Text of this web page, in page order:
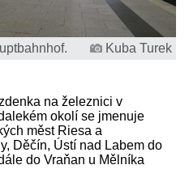
Kuba Turek
na železnici v
okolí se jmenuje
měst Riesa a
Děčín, Ústí nad Labem do
do Vraňan u Mělníka